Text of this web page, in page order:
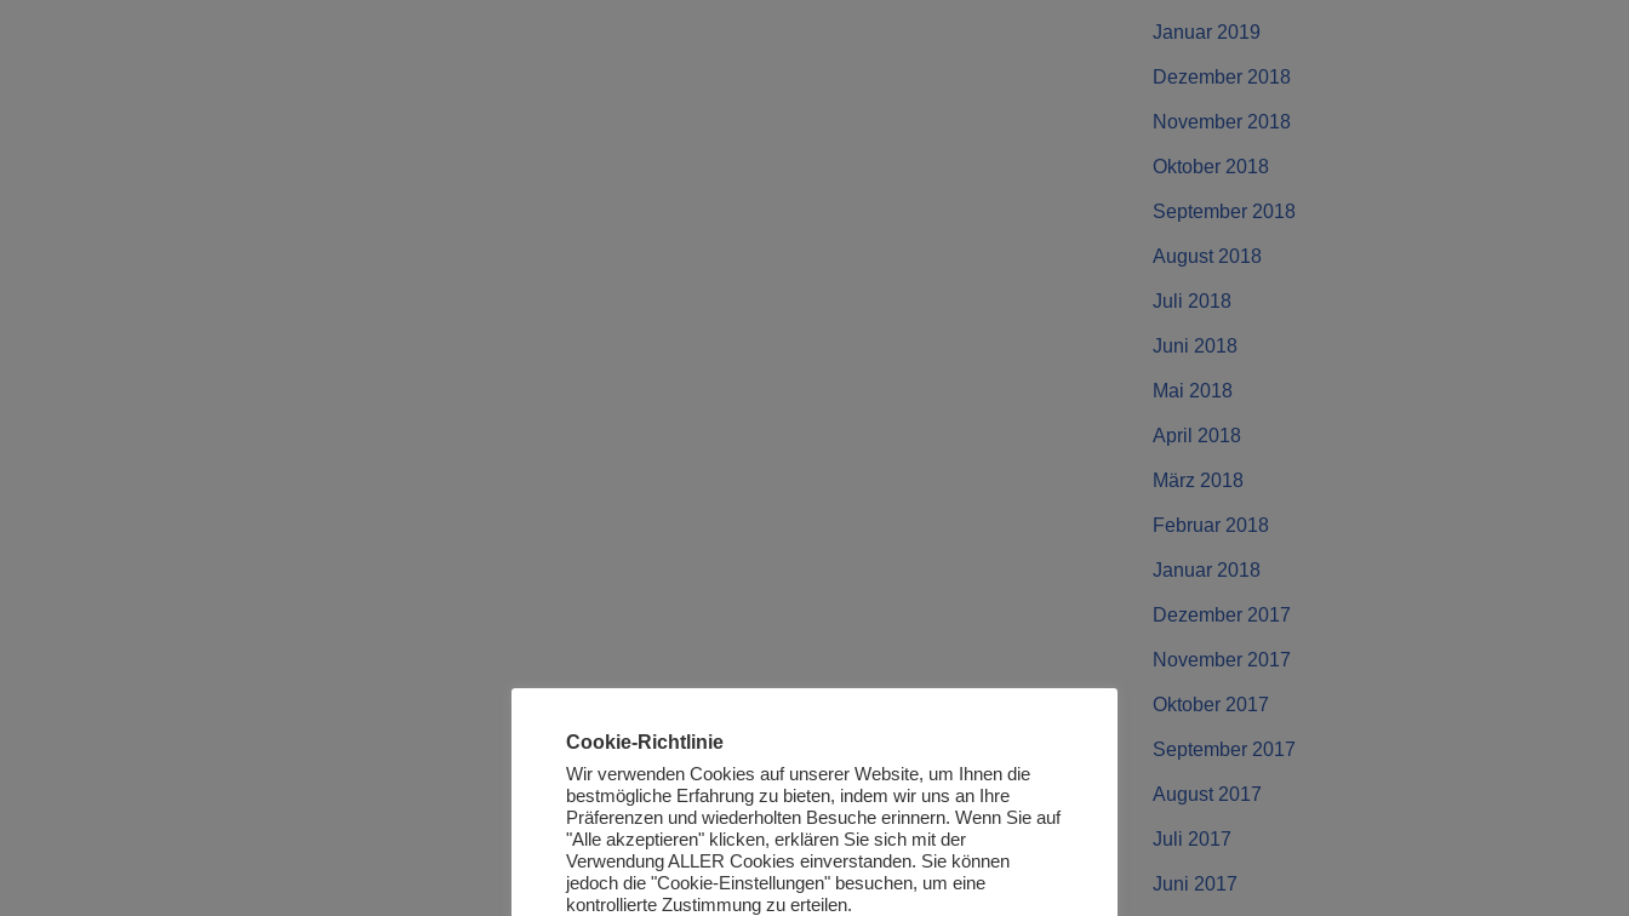
Januar 2019
Dezember 2018
November 2018
Oktober 2018
September 2018
August 2018
Juli 2018
Juni 2018
Mai 2018
April 2018
März 2018
Februar 2018
Januar 2018
Dezember 2017
November 2017
Oktober 2017
September 2017
August 2017
Juli 2017
Juni 2017
Cookie-Richtlinie
Wir verwenden Cookies auf unserer Website, um Ihnen die
bestmögliche Erfahrung zu bieten, indem wir uns an Ihre
Präferenzen und wiederholten Besuche erinnern. Wenn Sie auf
"Alle akzeptieren" klicken, erklären Sie sich mit der
Verwendung ALLER Cookies einverstanden. Sie können
jedoch die "Cookie-Einstellungen" besuchen, um eine
kontrollierte Zustimmung zu erteilen.